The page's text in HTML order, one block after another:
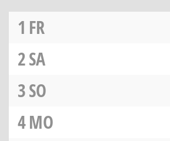
1 FR
2SA
3SO
4MO